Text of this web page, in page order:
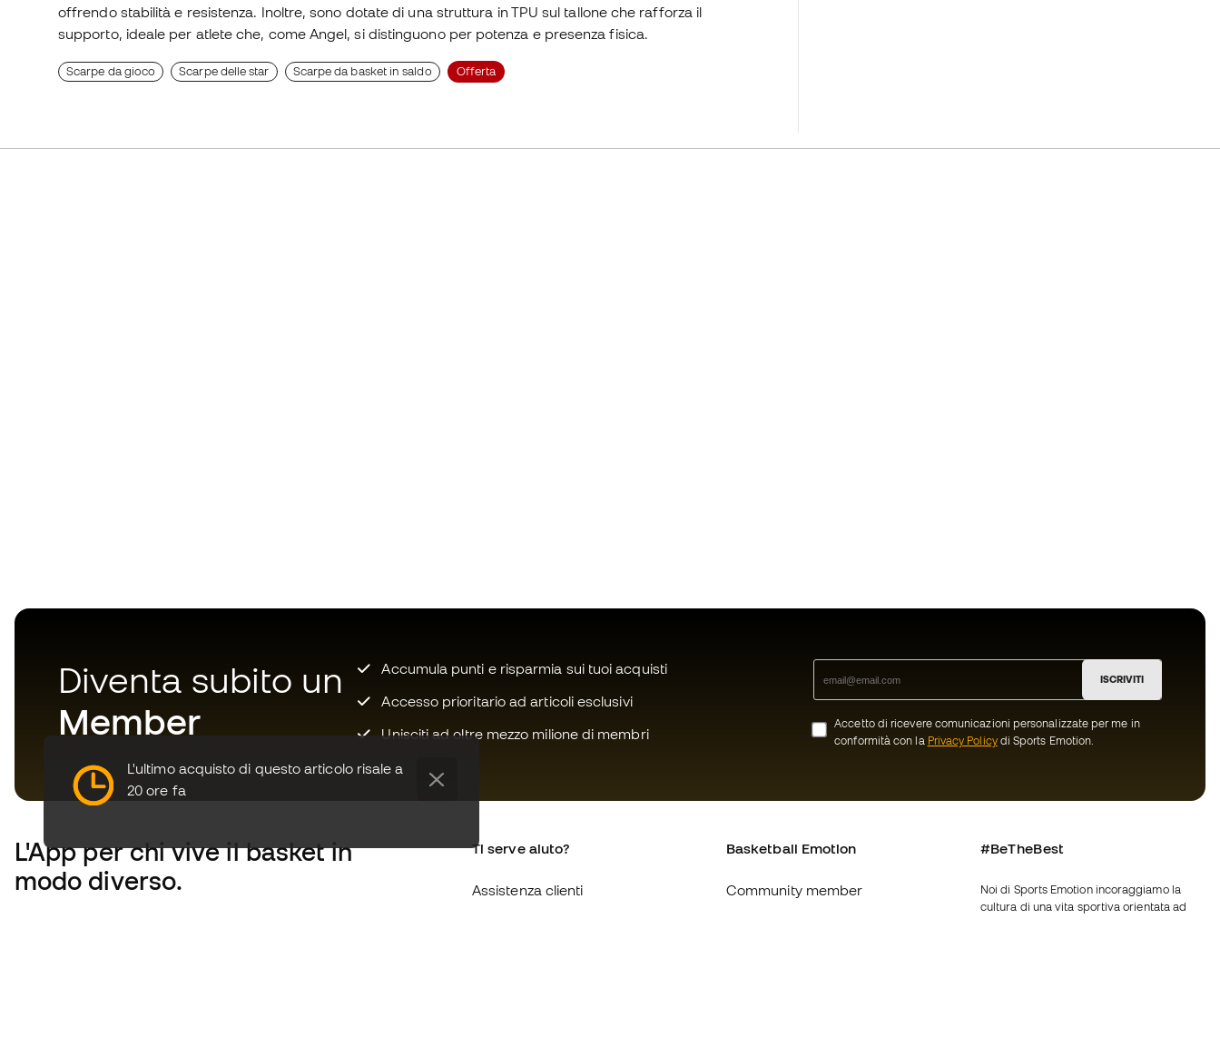
offrendo stabilità e resistenza. Inoltre, sono dotate di una struttura in TPU sul tallone che rafforza il
supporto, ideale per atlete che, come Angel, si distinguono per potenza e presenza fisica.
Scarpe da gioco Scarpe delle star Scarpe da basket in saldo Offerta
L'ultimo acquisto di questo articolo risale a
20 ore fa
Diventa subito un
Member
Accumula punti e risparmia sui tuoi acquisti
Accesso prioritario ad articoli esclusivi
Unisciti ad oltre mezzo milione di membri
ISCRIVITI
Accetto di ricevere comunicazioni personalizzate per me in
conformità con la Privacy Policydi Sports Emotion.
L'Appper chi vive il basket in
modo diverso.
Ti serve aiuto?
Assistenza clienti
Basketball Emotion
Community member
#BeTheBest
Noi di Sports Emotion incoraggiamo la
cultura di una vita sportiva orientata ad